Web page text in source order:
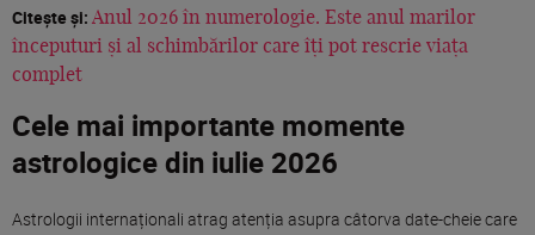
Citește și: Anul 2026 în numerologie. Este anul marilor
începuturi și al schimbărilor care îți pot rescrie viața
complet
Cele mai importante momente
astrologice din iulie 2026
Astrologii internaționali atrag atenția asupra câtorva date-cheie care